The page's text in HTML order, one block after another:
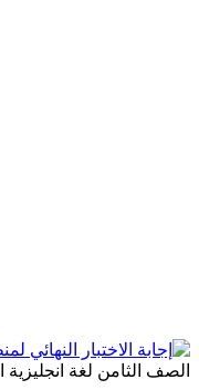
الصف الثامن لغة انجليزية